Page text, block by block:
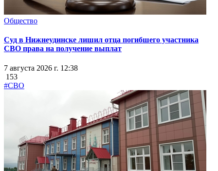
Общество
Суд в Нижнеудинске лишил отца погибшего участника
СВО права на получение выплат
7 августа 2026 г. 12:38
153
#СВО